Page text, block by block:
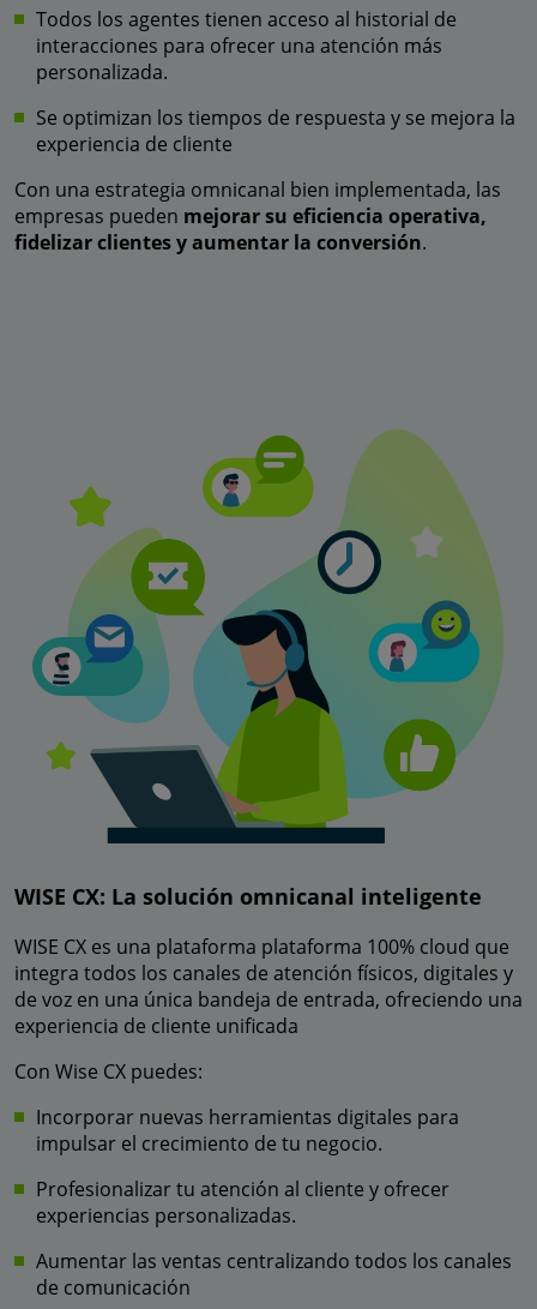
Todos los agentes tienen acceso al historial de
interacciones para ofrecer una atención más
personalizada.
Se optimizan los tiempos de respuesta y se mejora la
experiencia de cliente
Con una estrategia omnicanal bien implementada, las
empresas pueden mejorar su eficiencia operativa,
fidelizar clientes y aumentar la conversión.
WISE CX: La solución omnicanal inteligente
WISE CX es una plataforma plataforma 100% cloud que
integra todos los canales de atención físicos, digitales y
de voz en una única bandeja de entrada, ofreciendo una
experiencia de cliente unificada
Con Wise CX puedes:
Incorporar nuevas herramientas digitales para
impulsar el crecimiento de tu negocio.
Profesionalizar tu atención al cliente y ofrecer
experiencias personalizadas.
Aumentar las ventas centralizando todos los canales
de comunicación